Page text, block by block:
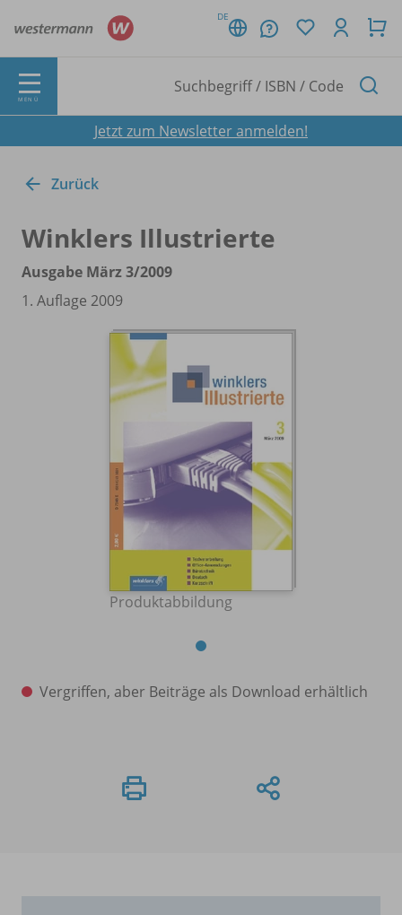
DE
MENÜ
Jetzt zum Newsletter anmelden!
Zurück
Winklers Illustrierte
Ausgabe März 3/2009
1. Auflage 2009
Produktabbildung
Vergriffen, aber Beiträge als Download erhältlich